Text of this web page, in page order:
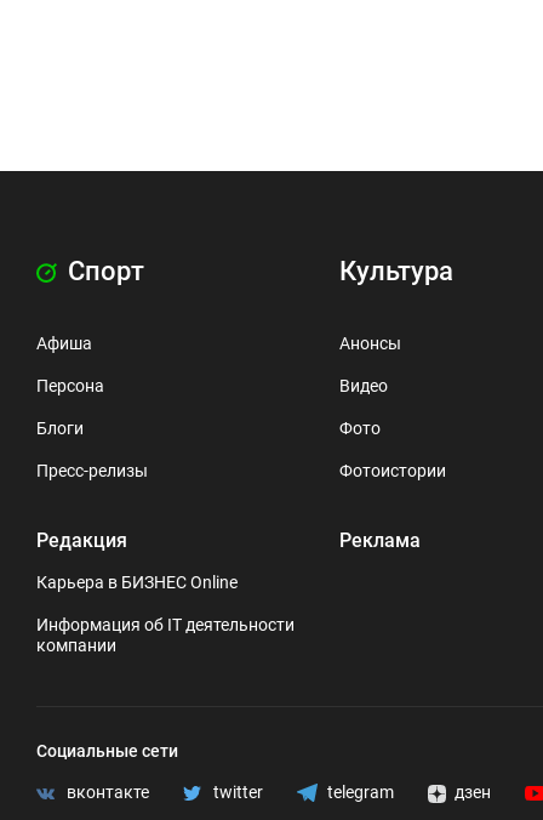
Спорт
Афиша
Персона
Блоги
Пресс-релизы
Редакция
Карьера в БИЗНЕС Online
Информация об IT деятельности
компании
Культура
Анонсы
Видео
Фото
Фотоистории
Реклама
Социальные сети
вконтакте twitter telegram дзен